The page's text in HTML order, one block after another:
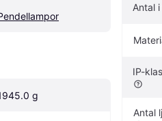
g
Antal
IP-
Antal